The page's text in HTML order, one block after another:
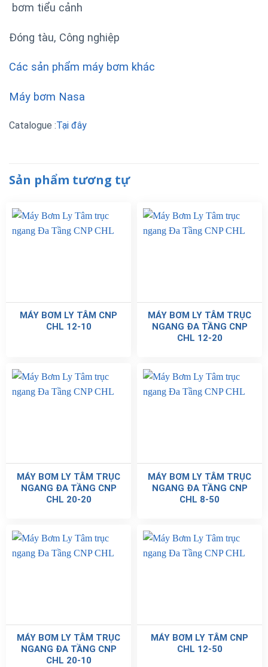
bơm tiểu cảnh
Đóng tàu, Công nghiệp
Các sản phẩm máy bơm khác
Máy bơm Nasa
Catalogue :Tại đây
Sản phẩm tương tự
MÁY BƠM LY TÂM CNP
CHL 12-10
MÁY BƠM LY TÂM TRỤC
NGANG ĐA TẦNG CNP
CHL 12-20
MÁY BƠM LY TÂM TRỤC
NGANG ĐA TẦNG CNP
CHL 20-20
MÁY BƠM LY TÂM TRỤC
NGANG ĐA TẦNG CNP
CHL 8-50
MÁY BƠM LY TÂM TRỤC
NGANG ĐA TẦNG CNP
CHL 20-10
MÁY BƠM LY TÂM CNP
CHL 12-50